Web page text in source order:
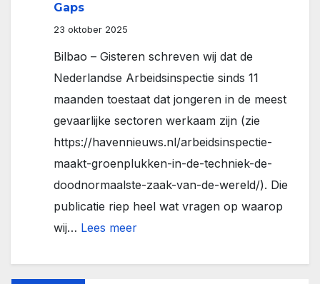
loep
Gaps
23 oktober 2025
Bilbao – Gisteren schreven wij dat de
Nederlandse Arbeidsinspectie sinds 11
maanden toestaat dat jongeren in de meest
gevaarlijke sectoren werkaam zijn (zie
https://havennieuws.nl/arbeidsinspectie-
maakt-groenplukken-in-de-techniek-de-
doodnormaalste-zaak-van-de-wereld/). Die
publicatie riep heel wat vragen op waarop
wij… Lees meer: